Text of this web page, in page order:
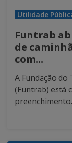
Utilidade
Funtrab
de
com...
A Fundação
(Funtrab) está